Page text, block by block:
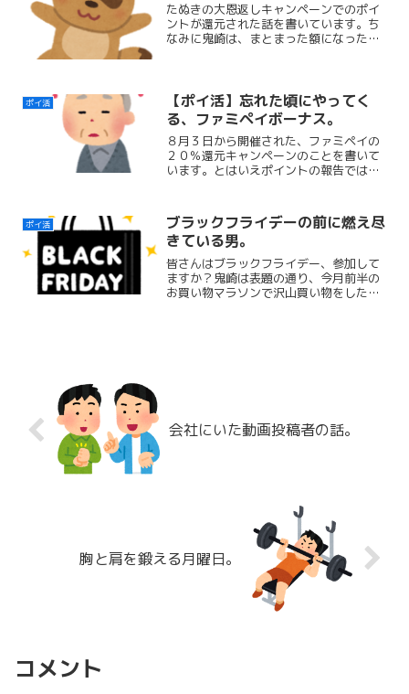
たぬきの大恩返しキャンペーンでのポイ
ントが還元された話を書いています。ち
なみに鬼崎は、まとまった額になったら
ポイ活
【ポイ活】忘れた頃にやってく
る、ファミペイボーナス。
８月３日から開催された、ファミペイの
２０％還元キャンペーンのことを書いて
います。とはいえポイントの報告ではな
ポイ活
ブラックフライデーの前に燃え尽
きている男。
皆さんはブラックフライデー、参加して
ますか？鬼崎は表題の通り、今月前半の
お買い物マラソンで沢山買い物をしたの
会社にいた動画投稿者の話。
胸と肩を鍛える月曜日。
コメント